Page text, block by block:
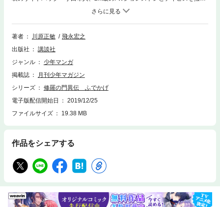
るJ屈指の強豪チーム。そして才能豊かな選手を率いるのは、名将ウェブ
スター。全力で襲い掛かる難敵に対し、FCふでかげは勝利を掴めるのか？
著者 川原正敏
飛永宏之
出版社
講談社
ジャンル
少年マンガ
掲載誌
月刊少年マガジン
シリーズ
修羅の門異伝 ふでかげ
電子版配信開始日
2019/12/25
ファイルサイズ
19.38 MB
作品をシェアする